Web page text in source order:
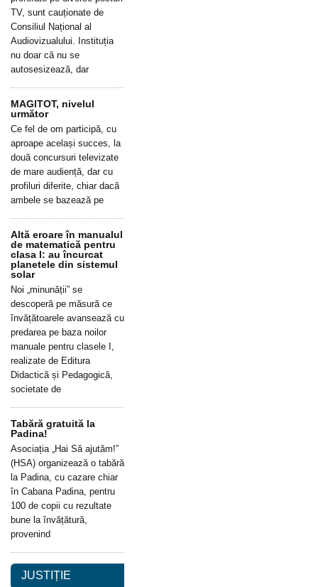
TV, sunt cauționate de
Consiliul Național al
Audiovizualului. Instituția
nu doar că nu se
autosesizează, dar
MAGITOT, nivelul
următor
Ce fel de om participă, cu
aproape același succes, la
două concursuri televizate
de mare audiență, dar cu
profiluri diferite, chiar dacă
ambele se bazează pe
Altă eroare în manualul
de matematică pentru
clasa I: au încurcat
planetele din sistemul
solar
Noi „minunății” se
descoperă pe măsură ce
învățătoarele avansează cu
predarea pe baza noilor
manuale pentru clasele I,
realizate de Editura
Didactică și Pedagogică,
societate de
Tabără gratuită la
Padina!
Asociația „Hai Să ajutăm!”
(HSA) organizează o tabără
la Padina, cu cazare chiar
în Cabana Padina, pentru
100 de copii cu rezultate
bune la învățătură,
provenind
JUSTIȚIE